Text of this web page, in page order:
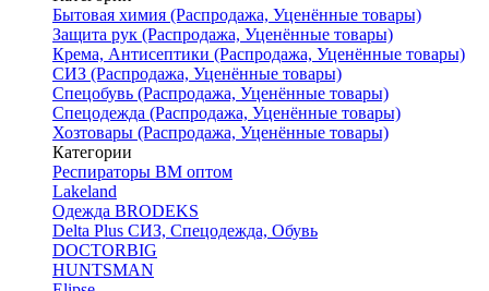
Бытовая химия (Распродажа, Уценённые товары)
Защита рук (Распродажа, Уценённые товары)
Крема, Антисептики (Распродажа, Уценённые товары)
СИЗ (Распродажа, Уценённые товары)
Спецобувь (Распродажа, Уценённые товары)
Спецодежда (Распродажа, Уценённые товары)
Хозтовары (Распродажа, Уценённые товары)
Категории
Респираторы ВМ оптом
Lakeland
Одежда BRODEKS
Delta Plus СИЗ, Спецодежда, Обувь
DOCTORBIG
HUNTSMAN